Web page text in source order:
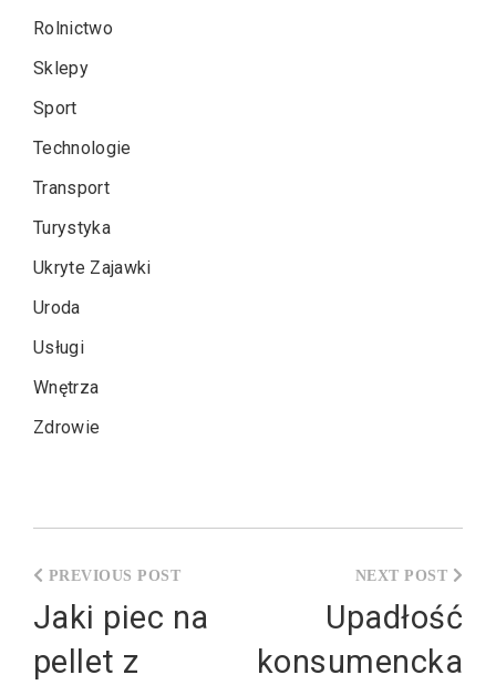
Rolnictwo
Sklepy
Sport
Technologie
Transport
Turystyka
Ukryte Zajawki
Uroda
Usługi
Wnętrza
Zdrowie
wpisu
Jaki piec na
pellet z
Upadłość
konsumencka